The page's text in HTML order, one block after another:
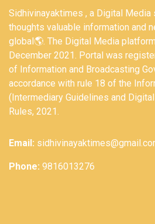
Sidhivinayaktimes , a Digital Media
thoughts valuable information and
global🌎. The Digital Media
December 2021. Portal was
of Information and Broadcasting
accordance with rule 18 of the
(Intermediary Guidelines and
Rules, 2021.
Email:
Phone: 9816013276